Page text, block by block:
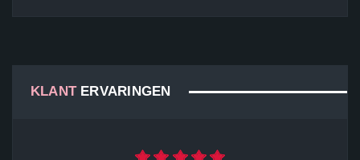
KLANTERVARINGEN